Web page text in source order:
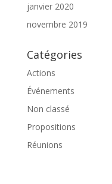
janvier 2020
novembre 2019
Catégories
Actions
Événements
Non classé
Propositions
Réunions